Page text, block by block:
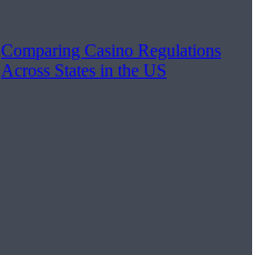
Comparing Casino Regulations
Across States in the US